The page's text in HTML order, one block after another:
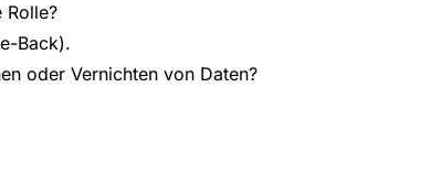
Rolle?
Back).
oder Vernichten von Daten?